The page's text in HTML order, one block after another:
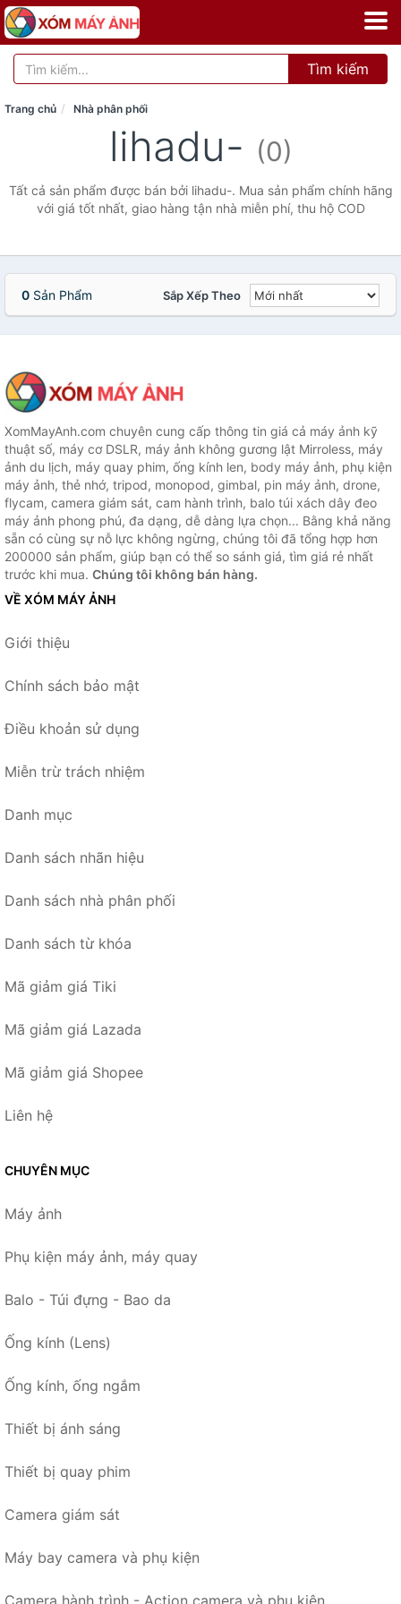
Tìm kiếm
Trang chủ Nhà phân phối
lihadu- (0)
Tất cả sản phẩm được bán bởi lihadu-. Mua sản phẩm chính hãng
với giá tốt nhất, giao hàng tận nhà miễn phí, thu hộ COD
0 Sản Phẩm Sắp Xếp Theo
XomMayAnh.com chuyên cung cấp thông tin giá cả máy ảnh kỹ
thuật số, máy cơ DSLR, máy ảnh không gương lật Mirroless, máy
ảnh du lịch, máy quay phim, ống kính len, body máy ảnh, phụ kiện
máy ảnh, thẻ nhớ, tripod, monopod, gimbal, pin máy ảnh, drone,
flycam, camera giám sát, cam hành trình, balo túi xách dây đeo
máy ảnh phong phú, đa dạng, dễ dàng lựa chọn... Bằng khả năng
sẵn có cùng sự nỗ lực không ngừng, chúng tôi đã tổng hợp hơn
200000 sản phẩm, giúp bạn có thể so sánh giá, tìm giá rẻ nhất
trước khi mua. Chúng tôi không bán hàng.
VỀ XÓM MÁY ẢNH
Giới thiệu
Chính sách bảo mật
Điều khoản sử dụng
Miễn trừ trách nhiệm
Danh mục
Danh sách nhãn hiệu
Danh sách nhà phân phối
Danh sách từ khóa
Mã giảm giá Tiki
Mã giảm giá Lazada
Mã giảm giá Shopee
Liên hệ
CHUYÊN MỤC
Máy ảnh
Phụ kiện máy ảnh, máy quay
Balo - Túi đựng - Bao da
Ống kính (Lens)
Ống kính, ống ngắm
Thiết bị ánh sáng
Thiết bị quay phim
Camera giám sát
Máy bay camera và phụ kiện
Camera hành trình - Action camera và phụ kiện